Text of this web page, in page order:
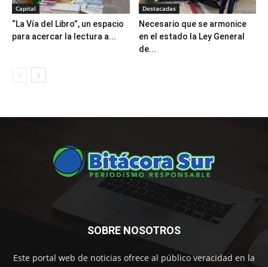
Capital
“La Vía del Libro”, un espacio
para acercar la lectura a...
Destacadas
Necesario que se armonice
en el estado la Ley General
de...
SOBRE NOSOTROS
Este portal web de noticias ofrece al público veracidad en la